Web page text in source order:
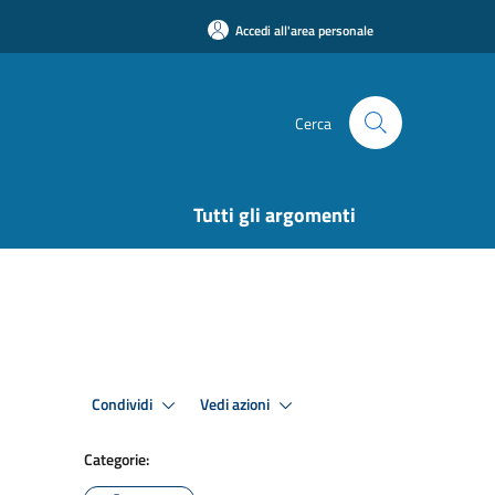
Accedi all'area personale
Cerca
Tutti gli argomenti
Condividi Vedi azioni
Categorie: